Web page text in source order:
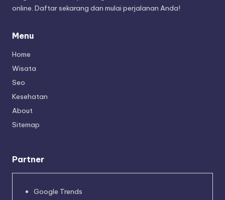
online. Daftar sekarang dan mulai perjalanan Anda!
Menu
Home
Wisata
Seo
Kesehatan
About
Sitemap
Partner
Google Trends